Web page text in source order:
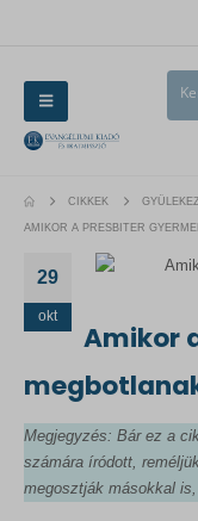
CIKKEK
AMIKOR A PRESBITER
29
okt
Amikor
Megjegyzés: Bár ez a
számára íródott,
megosztják másokkal